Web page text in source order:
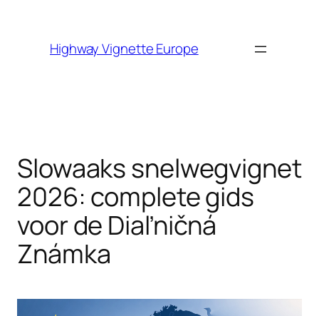
Highway Vignette Europe
Slowaaks snelwegvignet
2026: complete gids
voor de Diaľničná
Známka